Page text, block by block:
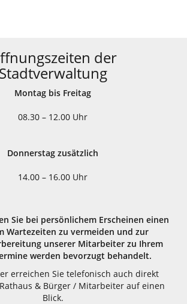
der
Stadtverwaltung
Montag bis Freitag
08.30 – 12.00 Uhr
Donnerstag zusätzlich
14.00 – 16.00 Uhr
Sie bei persönlichem Erscheinen einen
Wartezeiten zu vermeiden und zur
unserer Mitarbeiter zu Ihrem
werden bevorzugt behandelt.
erreichen Sie telefonisch auch direkt
& Bürger / Mitarbeiter auf einen
Blick.